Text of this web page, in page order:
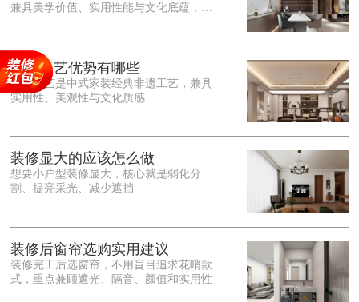
兼具美学价值、实用性能与文化底蕴，优
雕细琢的砖、木、石雕为特色，线条古朴
大气，意境悠远，自带东方中式雅致韵
味，耐看且不易过时。<o:p></o:p> 在工
艺品质上，徽派工艺遵循古法匠心工序，
保耐用，抗风化、耐腐蚀，使用
徽派工艺优势有哪些
徽派工艺是中式家装经典非遗工艺，兼具
实用性、美观性与文化质感
装修显大的应该怎么做
想要小户型装修显大，核心就是弱化分
割、提亮采光、减少遮挡
装修后窗帘选购实用建议
装修完工后选窗帘，不用盲目追求花哨款
式，重点兼顾遮光、隔音、颜值和实用性